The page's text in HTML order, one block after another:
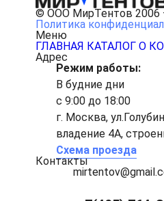
© ООО МирТентов 2006
Политика
Меню
ГЛАВНАЯ КАТАЛОГ О
Адрес
Режим работы:
В будние дни
с 9:00 до 18:00
г. Москва,
владение 4А,
Схема проезда
Контакты